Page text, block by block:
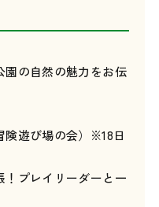
園の自然の魅力をお伝
遊び場の会）※18日
プレイリーダーと一